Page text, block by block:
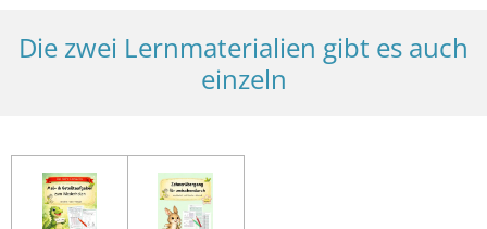
Die zwei Lernmaterialien gibt es auch
einzeln